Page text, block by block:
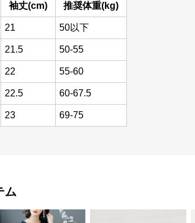
袖丈(cm) 推奨体重(kg)
21 50以下
21.5 50-55
22 55-60
22.5 60-67.5
23 69-75
ム